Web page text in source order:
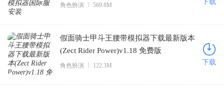
角色扮演 569.8M 下载
假面骑士甲斗王腰带模拟器下载最新版本
(Zect Rider Power)v1.18 免费版
角色扮演 122.3M 下载